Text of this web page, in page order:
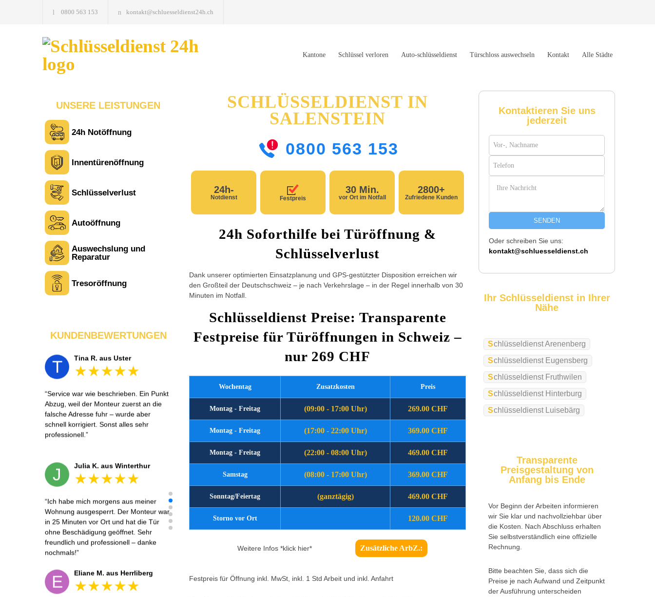
0800 563 153 kontakt@schluesseldienst24h.ch
Kantone Schlüssel verloren Auto-schlüsseldienst Türschloss auswechseln Kontakt Alle Städte
SCHLÜSSELDIENST IN
SALENSTEIN
0800 563 153
24h-
Notdienst Festpreis
30 Min.
vor Ort im Notfall
2800+
Zufriedene Kunden
24h Soforthilfe bei Türöffnung &
Schlüsselverlust
Dank unserer optimierten Einsatzplanung und GPS-gestützter Disposition erreichen wir
den Großteil der Deutschschweiz – je nach Verkehrslage – in der Regel innerhalb von 30
Minuten im Notfall.
Schlüsseldienst Preise: Transparente
Festpreise für Türöffnungen in Schweiz –
nur 269 CHF
Wochentag Zusatzkosten Preis
Montag - Freitag (09:00 - 17:00 Uhr) 269.00 CHF
Montag - Freitag (17:00 - 22:00 Uhr) 369.00 CHF
Montag - Freitag (22:00 - 08:00 Uhr) 469.00 CHF
Samstag (08:00 - 17:00 Uhr) 369.00 CHF
Sonntag/Feiertag (ganztägig) 469.00 CHF
Storno vor Ort 120.00 CHF
Weitere Infos *klick hier* Zusätzliche ArbZ.:
Wochentag
Montag - Freitag
Samstag (08:00 - 17:00 Uhr)
Storno vor Ort
Weitere Infos *klick hier*
Festpreis für Öffnung inkl. MwSt, inkl. 1 Std Arbeit und inkl. Anfahrt
UNSERE LEISTUNGEN
24h Notöffnung
Innentürenöffnung
Schlüsselverlust
Autoöffnung
Auswechslung und
Reparatur
Tresoröffnung
KUNDENBEWERTUNGEN
L Laura M. aus Zürich
Sehr freundlich am Telefon und vor Ort.
Die Türöffnung ging schnell, aber ich
T Tina R. aus Uster
Service war wie beschrieben. Ein Punkt
Abzug, weil der Monteur zuerst an die
falsche Adresse fuhr – wurde aber
schnell korrigiert. Sonst alles sehr
professionell.
J Julia K. aus Winterthur
Ich habe mich morgens aus meiner
Wohnung ausgesperrt. Der Monteur war
in 25 Minuten vor Ort und hat die Tür
ohne Beschädigung geöffnet. Sehr
freundlich und professionell – danke
nochmals!
E Eliane M. aus Herrliberg
Kontaktieren Sie uns
jederzeit
SENDEN
Oder schreiben Sie uns:
kontakt@schluesseldienst.ch
Ihr Schlüsseldienst in Ihrer
Nähe
Schlüsseldienst Arenenberg
Schlüsseldienst Eugensberg
Schlüsseldienst Fruthwilen
Schlüsseldienst Hinterburg
Schlüsseldienst Luisebärg
Transparente
Preisgestaltung von
Anfang bis Ende
Vor Beginn der Arbeiten informieren
wir Sie klar und nachvollziehbar über
die Kosten. Nach Abschluss erhalten
Sie selbstverständlich eine offizielle
Rechnung.
Bitte beachten Sie, dass sich die
Preise je nach Aufwand und Zeitpunkt
der Ausführung unterscheiden